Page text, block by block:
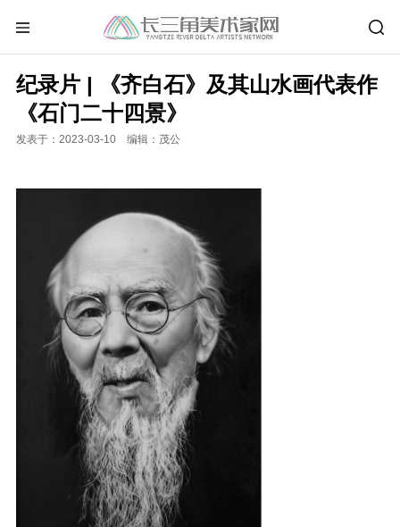
纪录片 | 《齐白石》及其山水画代表作
《石门二十四景》
发表于：2023-03-10 编辑：茂公